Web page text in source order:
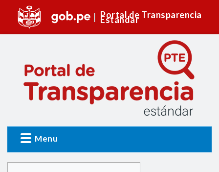
Portal de Transparencia
Estándar
Menu